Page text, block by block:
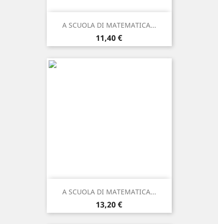
A SCUOLA DI MATEMATICA...
Prezzo
11,40 €
A SCUOLA DI MATEMATICA...
Prezzo
13,20 €